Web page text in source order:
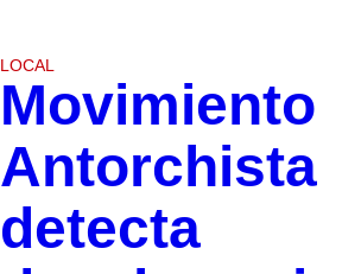
LOCAL
Movimiento
Antorchista
detecta